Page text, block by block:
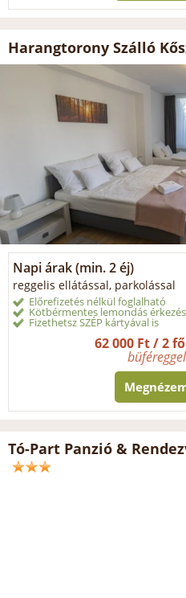
Harangtorony Szálló
Napi árak (min. 2 éj)
reggelis ellátással, parkolással
Előrefizetés nélkül foglalható
Kötbérmentes lemondás
Fizethetsz SZÉP kártyával is
62 000 Ft / 2
Tó-Part Panzió &